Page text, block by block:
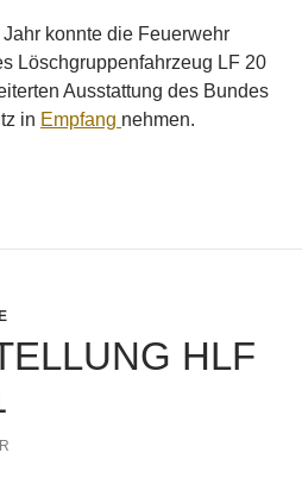
konnte die Feuerwehr
Löschgruppenfahrzeug LF 20
Ausstattung des Bundes
in Empfang nehmen.
HLF